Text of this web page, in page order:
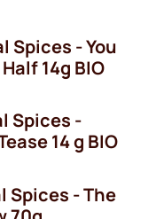
Spices - You
14g BIO
Spices -
14 g BIO
Spices - The